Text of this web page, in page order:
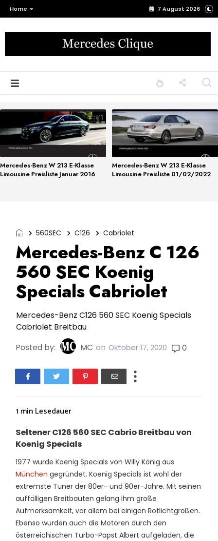
Home 7 August 2026
Mercedes-Benz W 213 E-Klasse
Limousine Preisliste Januar 2016
Mercedes-Benz W 213 E-Klasse
Limousine Preisliste 01/02/2022
560SEC C126 Cabriolet
Mercedes-Benz C 126
560 SEC Koenig
Specials Cabriolet
Mercedes-Benz C126 560 SEC Koenig Specials
Cabriolet Breitbau
Posted by:
MC on Oktober 17, 2020 0
1 min Lesedauer
Seltener C126 560 SEC Cabrio Breitbau von
Koenig Specials
1977 wurde Koenig Specials von Willy König aus
München gegründet. Koenig Specials ist wohl der
extremste Tuner der 80er- und 90er-Jahre. Mit seinen
auffälligen Breitbauten gelang ihm große
Aufmerksamkeit, vor allem bei einigen Rotlichtgrößen.
Ebenso wurden auch die Motoren durch den
österreichischen Turbo-Papst Albert aufgeladen, die